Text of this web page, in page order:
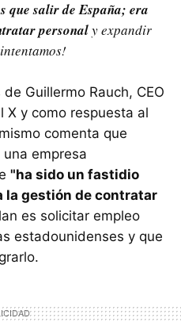
que salir de España; era
personaly expandir
Guillermo Rauch, CEO
X y como respuesta al
comenta que
empresa
"ha sido un fastidio
la gestión de contratar
es solicitar empleo
estadounidenses y que